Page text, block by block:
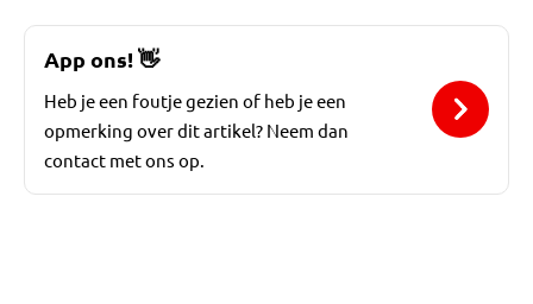
App ons! 👋
Heb je een foutje gezien of heb je een
opmerking over dit artikel? Neem dan
contact met ons op.